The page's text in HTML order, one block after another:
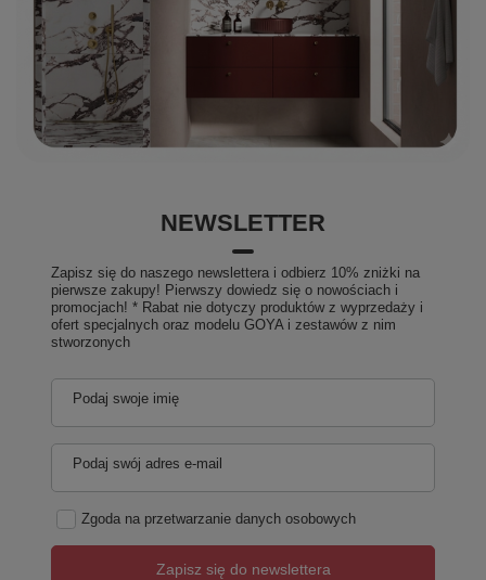
Dowodem spełniania światowych standardów jest
posiadany przez nas certyfikat ISO 9001:2015 oraz
liczne nagrody potwierdzające jakość POLIMAT!
NEWSLETTER
Zapisz się do naszego newslettera i odbierz 10% zniżki na
pierwsze zakupy! Pierwszy dowiedz się o nowościach i
promocjach! * Rabat nie dotyczy produktów z wyprzedaży i
ofert specjalnych oraz modelu GOYA i zestawów z nim
stworzonych
Podaj swoje imię
Podaj swój adres e-mail
Zgoda na przetwarzanie danych osobowych
Zapisz się do newslettera